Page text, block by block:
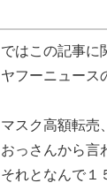
ではこの記事に
ヤフーニュース
マスク高額転売
おっさんから言
それとなんで１